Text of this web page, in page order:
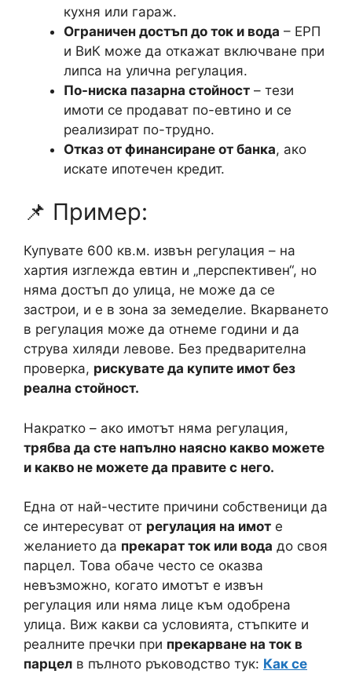
кухня или гараж.
Ограничен достъп до ток и вода – ЕРП
и ВиК може да откажат включване при
липса на улична регулация.
По-ниска пазарна стойност – тези
имоти се продават по-евтино и се
реализират по-трудно.
Отказ от финансиране от банка, ако
искате ипотечен кредит.
📌 Пример:
Купувате 600 кв.м. извън регулация – на
хартия изглежда евтин и „перспективен“, но
няма достъп до улица, не може да се
застрои, и е в зона за земеделие. Вкарването
в регулация може да отнеме години и да
струва хиляди левове. Без предварителна
проверка, рискувате да купите имот без
реална стойност.
Накратко – ако имотът няма регулация,
трябва да сте напълно наясно какво можете
и какво не можете да правите с него.
Една от най-честите причини собственици да
се интересуват от регулация на имот е
желанието да прекарат ток или вода до своя
парцел. Това обаче често се оказва
невъзможно, когато имотът е извън
регулация или няма лице към одобрена
улица. Виж какви са условията, стъпките и
реалните пречки при прекарване на ток в
парцел в пълното ръководство тук: Как се